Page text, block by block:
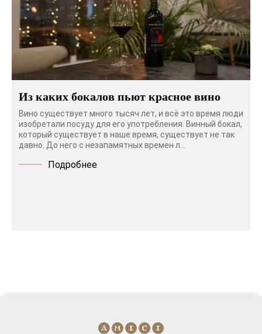
Из каких бокалов пьют красное вино
Вино существует много тысяч лет, и всё это время люди
изобретали посуду для его употребления. Винный бокал,
который существует в наше время, существует не так
давно. До него с незапамятных времен л...
Подробнее